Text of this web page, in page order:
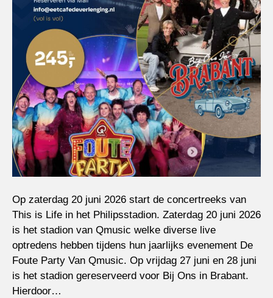
Op zaterdag 20 juni 2026 start de concertreeks van
This is Life in het Philipsstadion. Zaterdag 20 juni 2026
is het stadion van Qmusic welke diverse live
optredens hebben tijdens hun jaarlijks evenement De
Foute Party Van Qmusic. Op vrijdag 27 juni en 28 juni
is het stadion gereserveerd voor Bij Ons in Brabant.
Hierdoor…